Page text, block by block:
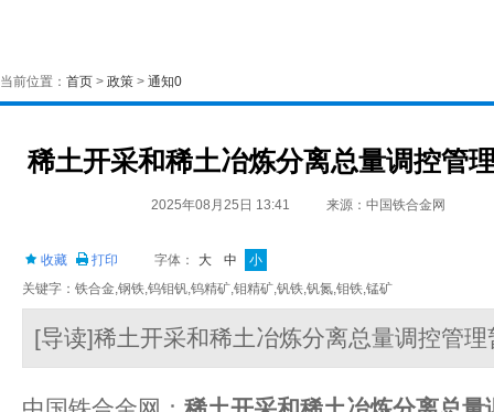
当前位置： 首页 > 政策 > 通知0
稀土开采和稀土冶炼分离总量调控管
2025年08月25日 13:41 来源：中国铁合金网
收藏 打印 字体： 大 中
小
关键字：铁合金,钢铁,钨钼钒,钨精矿,钼精矿,钒铁,钒氮,钼铁,锰矿
[导读]稀土开采和稀土冶炼分离总量调控管